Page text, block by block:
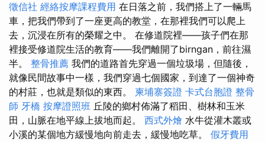
徵信社 經絡按摩課程費用 在日落之前，我們搭上了一輛馬
車，把我們帶到了一座更高的教堂，在那裡我們可以爬上
去，沉浸在所有的榮耀之中。 在修道院裡——孩子們在那
裡接受修道院生活的教育——我們離開了birngan，前往濕
半。 整骨推薦 我們的道路首先穿過一個垃圾場，但隨後，
就像民間故事中一樣，我們穿過七個國家，到達了一個神奇
的村莊，也就是類似的東西。 柬埔寨簽證 卡式台胞證 整骨
師 牙橋 按摩證照班 丘陵的鄉村佈滿了稻田、樹林和玉米
田，山脈在地平線上拔地而起。 西式外燴 水牛從灌木叢或
小溪的某個地方緩慢地向前走去，緩慢地吃草。 假牙費用